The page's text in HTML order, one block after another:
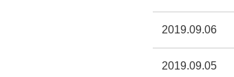
2019.09.06
2019.09.05